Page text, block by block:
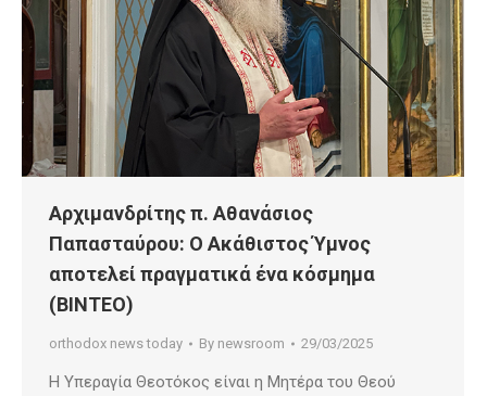
Αρχιμανδρίτης π. Αθανάσιος
Παπασταύρου: Ο Ακάθιστος Ύμνος
αποτελεί πραγματικά ένα κόσμημα
(ΒΙΝΤΕΟ)
orthodox news today By newsroom 29/03/2025
Η Υπεραγία Θεοτόκος είναι η Μητέρα του Θεού